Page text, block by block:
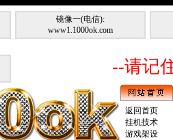
镜像一(电信):
www1.1000ok.com
--请记
返回首页
挂机技术
游戏架设